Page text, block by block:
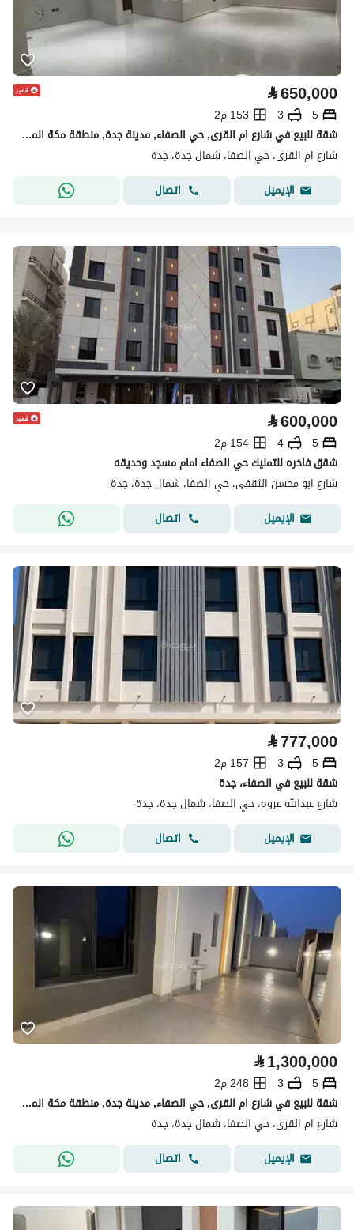
⃁650,000
5
3
153 م2
شقة للبيع في شارع ام القرى, حي الصفاء, مدينة جدة, منطقة مكة المكرمة
شارع ام القرى، حي الصفا، شمال جدة، جدة
الإيميل
اتصال
⃁600,000
5
4
154 م2
شقق فاخره للتمليك حي الصفاء امام مسجد وحديقه
شارع ابو محسن الثقفى، حي الصفا، شمال جدة، جدة
الإيميل
اتصال
⃁777,000
5
3
157 م2
شقة للبيع في الصفاء، جدة
شارع عبدالله عروه، حي الصفا، شمال جدة، جدة
الإيميل
اتصال
⃁1,300,000
5
3
248 م2
شقة للبيع في شارع ام القرى, حي الصفاء, مدينة جدة, منطقة مكة المكرمة
شارع ام القرى، حي الصفا، شمال جدة، جدة
الإيميل
اتصال